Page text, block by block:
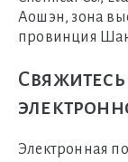
Аошэн, зона
провинция
Электронная